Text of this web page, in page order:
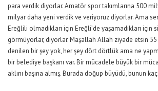
para verdik diyorlar. Amatör spor takımlarına 500
milyar daha yeni verdik ve veriyoruz diyorlar. Ama
Ereğlili olmadıkları için Ereğli’de yaşamadıkları için
görmüyorlar, diyorlar. Maşallah Allah ziyade etsin
denilen bir şey yok, her şey dört dörtlük ama ne
bir belediye başkanı var. Bir mücadele büyük bir
aklını başına almış. Burada doğup büyüdü, bunun